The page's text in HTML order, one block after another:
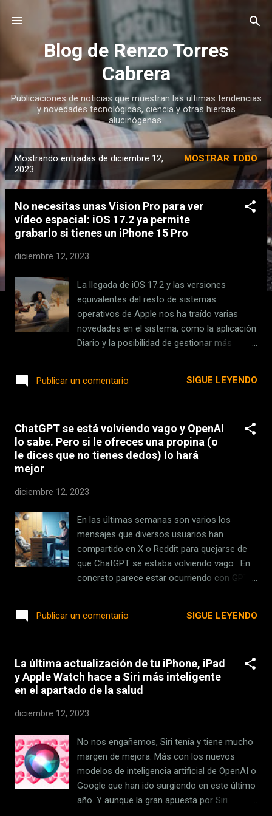
Ir al contenido principal
Blog de Renzo Torres
Cabrera
Publicaciones de noticias que muestran las ultimas tendencias
y novedades tecnológicas, ciencia y otras hierbas
alucinógenas.
E
n
Mostrando entradas de diciembre 12,
2023
MOSTRAR TODO
No necesitas unas Vision Pro para ver
vídeo espacial: iOS 17.2 ya permite
grabarlo si tienes un iPhone 15 Pro
diciembre 12, 2023
La llegada de iOS 17.2 y las versiones
equivalentes del resto de sistemas
operativos de Apple nos ha traído varias
novedades en el sistema, como la aplicación
Diario y la posibilidad de gestionar más
invisible pero que sienta las bases para el
vídeos espaciales . Son los vídeos en tres
dimensiones que no podremos apreciar en
todo su esplendor hasta que tengamos unas
podemos ir grabando. De vídeo 2D a vídeo
vídeos espaciales es muy sencillo, solo
tienes que seguir estos pasos en tu iPhone
15 Pro: Accede a Ajustes Toca sobre
'Cámara' Toca sobre 'Formatos' Activa la
opción 'Vídeo espacial para Apple Vision
la...
Publicar un comentario SIGUE LEYENDO
ChatGPT se está volviendo vago y OpenAI
lo sabe. Pero si le ofreces una propina (o
le dices que no tienes dedos) lo hará
mejor
diciembre 12, 2023
En las últimas semanas son varios los
mensajes que diversos usuarios han
compartido en X o Reddit para quejarse de
que ChatGPT se estaba volviendo vago . En
concreto parece estar ocurriendo con GPT-4
más cortas que antes. Son vagas y
parecen confirmar esa degradación en las
respuestas. La propia OpenAI, responsable
de su creación, ha reconocido que está al
tanto del teórico problema. "No hemos
noviembre", indican en su mensaje en X, "y
ciertamente no es algo intencionado, el
comportamiento del modelo puede ser
impredecible, y estamos buscando la forma
de solucionarlo". En la cuenta oficial en X de
Publicar un comentario SIGUE LEYENDO
La última actualización de tu iPhone, iPad
y Apple Watch hace a Siri más inteligente
en el apartado de la salud
diciembre 12, 2023
No nos engañemos, Siri tenía y tiene mucho
margen de mejora. Más con los nuevos
modelos de inteligencia artificial de OpenAI o
Google que han ido surgiendo en este último
año. Y aunque la gran apuesta por Siri